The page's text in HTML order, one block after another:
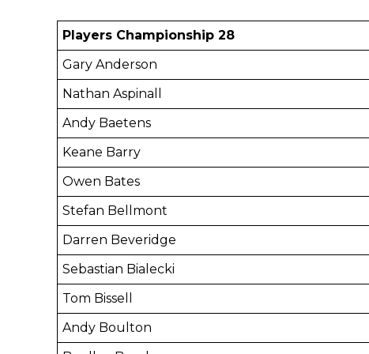
Players Championship 28
Gary Anderson
Nathan Aspinall
Andy Baetens
Keane Barry
Owen Bates
Stefan Bellmont
Darren Beveridge
Sebastian Bialecki
Tom Bissell
Andy Boulton